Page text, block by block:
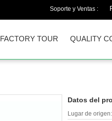
Soporte y Ventas :
FACTORY TOUR QUALITY
Datos del
Lugar de origen: